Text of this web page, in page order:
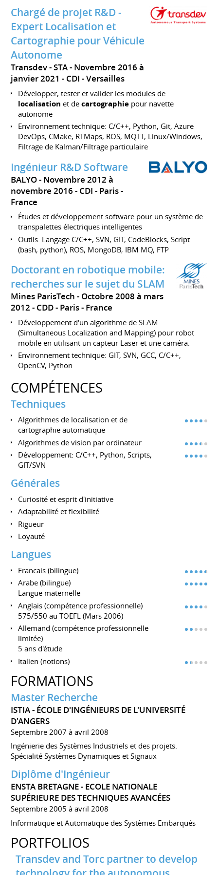
Chargé de projet R&D -
Expert Localisation et
Cartographie pour Véhicule
Autonome
Transdev - STA
Novembre 2016 à
janvier 2021 CDI Versailles
Développer, tester et valider les modules de
localisation et decartographie pour navette
autonome
Environnement technique: C/C++, Python, Git, Azure
DevOps, CMake, RTMaps, ROS, MQTT, Linux/Windows,
Filtrage de Kalman/Filtrage particulaire
Ingénieur R&D Software
BALYO
Novembre 2012 à
novembre 2016 CDI
Paris
France
Études et développement software pour un système de
transpalettes électriques intelligentes
Outils: Langage C/C++, SVN, GIT, CodeBlocks, Script
(bash, python), ROS, MongoDB, IBM MQ, FTP
Doctorant en robotique mobile:
recherches sur le sujet du SLAM
Mines ParisTech
Octobre 2008 à mars
2012 CDD Paris France
Développement d'un algorithme de SLAM
(Simultaneous Localization and Mapping) pour robot
mobile en utilisant un capteur Laser et une caméra.
Environnement technique: GIT, SVN, GCC, C/C++,
OpenCV, Python
COMPÉTENCES
Techniques
Algorithmes de localisation et de
cartographie automatique
Algorithmes de vision par ordinateur
Développement: C/C++, Python, Scripts,
GIT/SVN
Générales
Curiosité et esprit d'initiative
Adaptabilité et flexibilité
Rigueur
Loyauté
Langues
Francais (bilingue)
Arabe (bilingue)
Langue maternelle
Anglais (compétence professionnelle)
575/550 au TOEFL (Mars 2006)
Allemand (compétence professionnelle
limitée)
5 ans d'étude
Italien (notions)
FORMATIONS
Master Recherche
ISTIA - ÉCOLE D'INGÉNIEURS DE L'UNIVERSITÉ
D'ANGERS
Septembre 2007 à avril 2008
Ingénierie des Systèmes Industriels et des projets.
Spécialité Systèmes Dynamiques et Signaux
Diplôme d'Ingénieur
ENSTA BRETAGNE - ECOLE NATIONALE
SUPÉRIEURE DES TECHNIQUES AVANCÉES
Septembre 2005 à avril 2008
Informatique et Automatique des Systèmes Embarqués
PORTFOLIOS
Transdev and Torc partner to develop